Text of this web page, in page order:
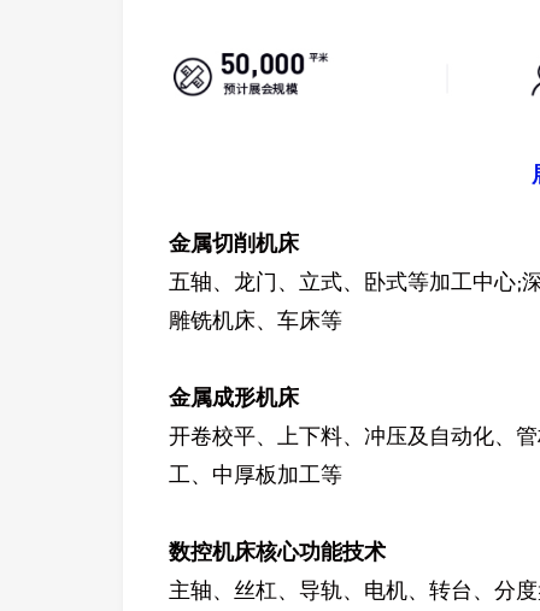
金属切削机床
五轴、龙门、立式、卧式等加工中心;
雕铣机床、车床等
金属成形机床
开卷校平、上下料、冲压及自动化、
工、中厚板加工等
数控机床核心功能技术
主轴、丝杠、导轨、电机、转台、分